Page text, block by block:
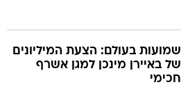
שמועות בעולם: הצעת המיליונים
של באיירן מינכן למגן אשרף
חכימי